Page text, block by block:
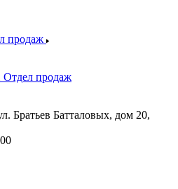
продаж
Отдел продаж
Братьев Батталовых, дом 20,